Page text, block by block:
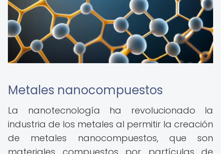
Metales nanocompuestos
La nanotecnología ha revolucionado la
industria de los metales al permitir la creación
de metales nanocompuestos, que son